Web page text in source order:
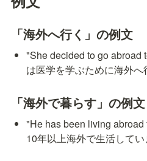
「海外へ行く」の例文
"She decided to go abroad
は医学を学ぶために海外へ
「海外で暮らす」の例文
"He has been living
10年以上海外で生活してい